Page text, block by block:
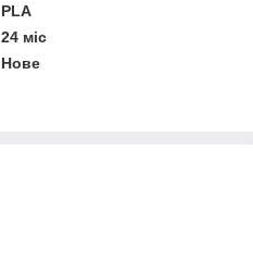
PLA
24 міс
Нове